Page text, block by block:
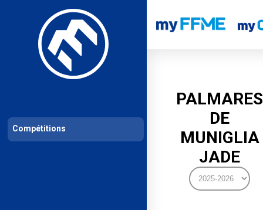
Les compétitions Calendrier de compétitions Classements
PALMARES
DE
MUNIGLIA
JADE
Compétitions